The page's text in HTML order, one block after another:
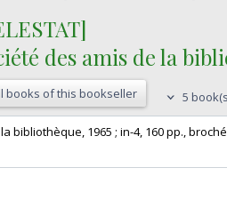
des amis de la
books of this bookseller 5
bibliothèque, 1965 ; in-4, 160 pp.,